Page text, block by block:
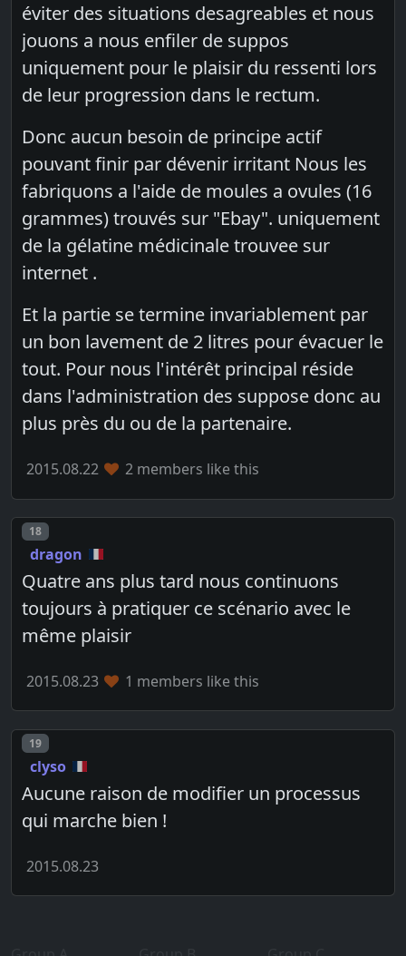
éviter des situations desagreables et nous
jouons a nous enfiler de suppos
uniquement pour le plaisir du ressenti lors
de leur progression dans le rectum.
Donc aucun besoin de principe actif
pouvant finir par dévenir irritant Nous les
fabriquons a l'aide de moules a ovules (16
grammes) trouvés sur "Ebay". uniquement
de la gélatine médicinale trouvee sur
internet .
Et la partie se termine invariablement par
un bon lavement de 2 litres pour évacuer le
tout. Pour nous l'intérêt principal réside
dans l'administration des suppose donc au
plus près du ou de la partenaire.
2015.08.22 2 members like this
Post number
18
dragon
Quatre ans plus tard nous continuons
toujours à pratiquer ce scénario avec le
même plaisir
2015.08.23 1 members like this
Post number
19
clyso
Aucune raison de modifier un processus
qui marche bien !
2015.08.23